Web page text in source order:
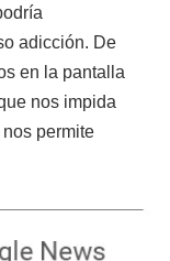
adicción. De
en la pantalla
nos impida
permite